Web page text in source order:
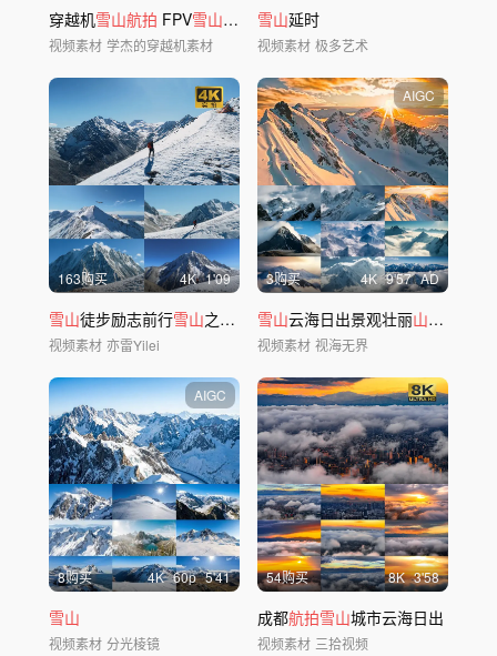
穿越机雪山航拍 FPV雪山空镜
视频素材 学杰的穿越机素材
雪山延时
视频素材 极多艺术
163购买 4K 1'09
雪山徒步励志前行雪山之巅勇攀高峰登 山山顶
视频素材 亦雷Yilei
AIGC
3购买 4K 9'57 AD
雪山云海日出景观壮丽山峰自然风
视频素材 视海无界
AIGC
8购买 4K 60p 5'41
雪山
视频素材 分光棱镜
54购买 8K 3'58
成都航拍雪山城市云海日出
视频素材 三拾视频